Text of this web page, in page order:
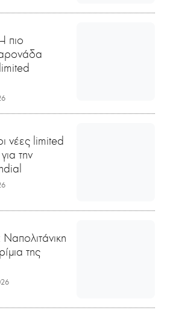
πιο
νέες limited
την
της